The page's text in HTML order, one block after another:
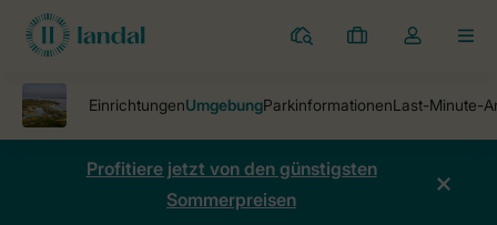
Ferienparks
Meine
Dropdown-
öffnen
Profitiere jetzt von den günstigsten
Sommerpreisen